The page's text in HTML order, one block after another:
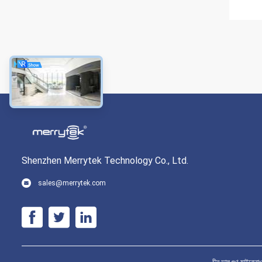
Shenzhen Merrytek Technology Co., Ltd.
sales@merrytek.com